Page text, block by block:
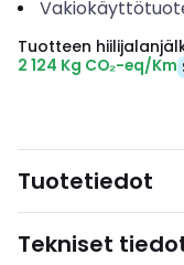
Tuotteen
2 124 Kg CO₂-eq/Km
Tuotetiedot
Tekniset